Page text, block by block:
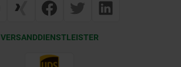
VERSANDDIENSTLEISTER